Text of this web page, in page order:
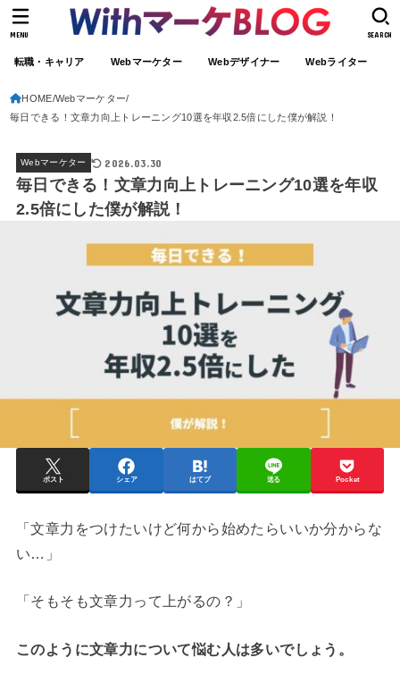
転職・キャリア Webマーケター Webデザイナー Webライター
SEARCH
MENU
HOME Webマーケター
毎日できる！文章力向上トレーニング10選を年収2.5倍にした僕が解説！
Webマーケター 2026.03.30
毎日できる！文章力向上トレーニング10選を年収
2.5倍にした僕が解説！
ポスト シェア はてブ 送る Pocket
「文章力をつけたいけど何から始めたらいいか分からな
い…」
「そもそも文章力って上がるの？」
このように文章力について悩む人は多いでしょう。